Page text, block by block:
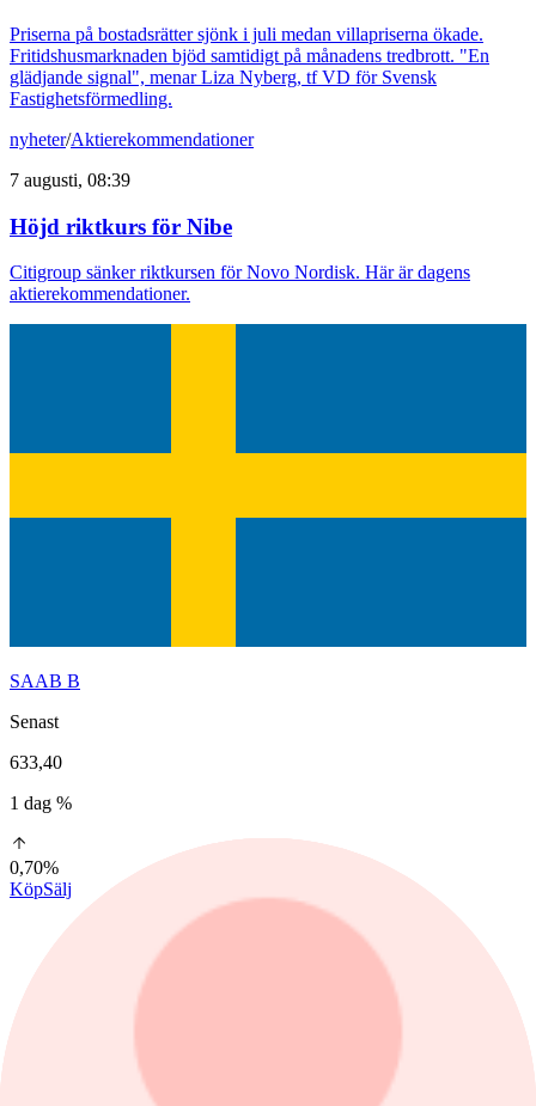
Priserna på bostadsrätter sjönk i juli medan villapriserna ökade.
Fritidshusmarknaden bjöd samtidigt på månadens tredbrott. "En
glädjande signal", menar Liza Nyberg, tf VD för Svensk
Fastighetsförmedling.
nyheter/Aktierekommendationer
7 augusti, 08:39
Höjd riktkurs för Nibe
Citigroup sänker riktkursen för Novo Nordisk. Här är dagens
aktierekommendationer.
SAAB B
Senast
633,40
1 dag %
0,70%
KöpSälj